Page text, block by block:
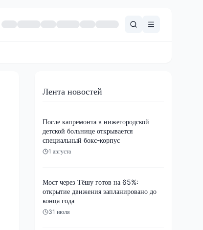
Лента новостей
После капремонта в нижегородской
детской больнице открывается
специальный бокс-корпус
1 августа
Мост через Тёшу готов на 65%:
открытие движения запланировано до
конца года
31 июля